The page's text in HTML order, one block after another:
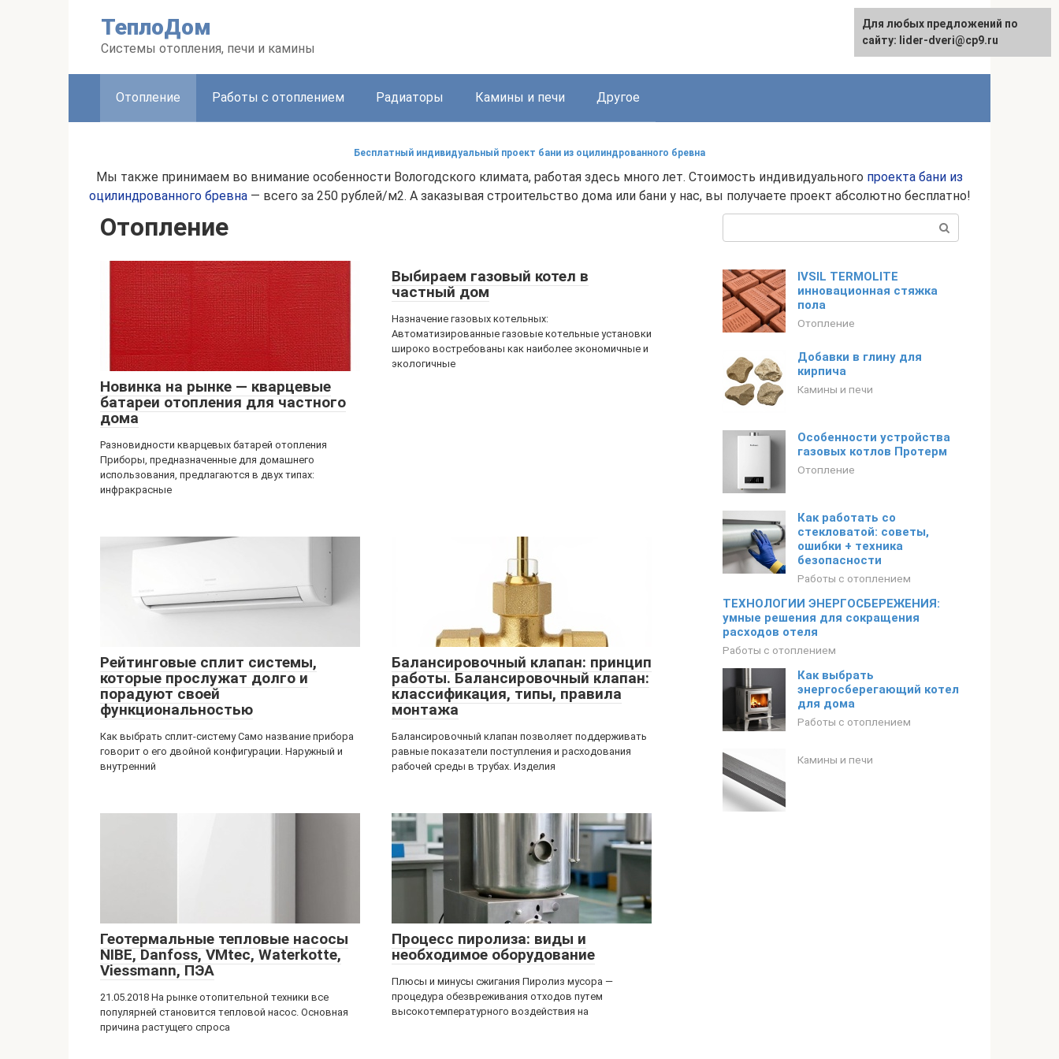
ТеплоДом
Системы отопления, печи и камины
Отопление Работы с отоплением Радиаторы Камины и печи Другое
Бесплатный индивидуальный проект бани из оцилиндрованного бревна
Мы также принимаем во внимание особенности Вологодского климата, работая здесь много лет. Стоимость индивидуального проекта бани из
оцилиндрованного бревна— всего за 250 рублей/м2. А заказывая строительство дома или бани у нас, вы получаете проект абсолютно бесплатно!
Отопление
Новинка на рынке — кварцевые
батареи отопления для частного
дома
Разновидности кварцевых батарей отопления
Приборы, предназначенные для домашнего
использования, предлагаются в двух типах:
инфракрасные
Выбираем газовый котел в
частный дом
Назначение газовых котельных:
Автоматизированные газовые котельные установки
широко востребованы как наиболее экономичные и
экологичные
Рейтинговые сплит системы,
которые прослужат долго и
порадуют своей
функциональностью
Как выбрать сплит-систему Само название прибора
говорит о его двойной конфигурации. Наружный и
внутренний
Балансировочный клапан: принцип
работы. Балансировочный клапан:
классификация, типы, правила
монтажа
Балансировочный клапан позволяет поддерживать
равные показатели поступления и расходования
рабочей среды в трубах. Изделия
Геотермальные тепловые насосы
NIBE, Danfoss, VMtec, Waterkotte,
Viessmann, ПЭА
21.05.2018 На рынке отопительной техники все
популярней становится тепловой насос. Основная
причина растущего спроса
Процесс пиролиза: виды и
необходимое оборудование
Плюсы и минусы сжигания Пиролиз мусора —
процедура обезвреживания отходов путем
высокотемпературного воздействия на
IVSIL TERMOLITE
инновационная стяжка
пола
Отопление
Добавки в глину для
кирпича
Камины и печи
Особенности устройства
газовых котлов Протерм
Отопление
Как работать со
стекловатой: советы,
ошибки + техника
безопасности
Работы с отоплением
ТЕХНОЛОГИИ ЭНЕРГОСБЕРЕЖЕНИЯ:
умные решения для сокращения
расходов отеля
Работы с отоплением
Как выбрать
энергосберегающий котел
для дома
Работы с отоплением
Камины и печи
Для любых предложений по
сайту: lider-dveri@cp9.ru